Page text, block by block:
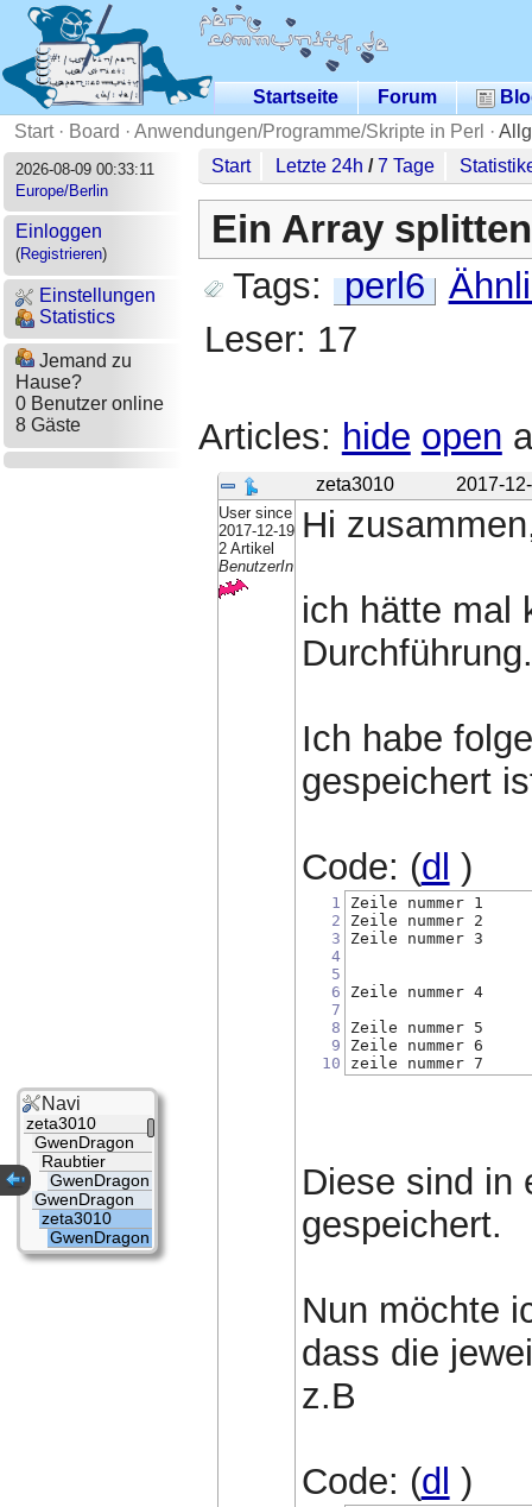
Startseite Forum
Start· Board · Anwendungen/Programme/Skripte in Perl ·
2026-08-09 00:33:11
Europe/Berlin
Einloggen
(Registrieren)
Einstellungen
Statistics
Jemand zu
Hause?
0 Benutzer online
8 Gäste
Start Letzte 24h /7 Tage
Ein Array splitten
Tags: perl6
Leser: 17
Articles: hide open
zeta3010 2017-
User since
2017-12-19
2 Artikel
BenutzerIn
Hi
ich hätte mal
Durchführung.
Ich habe
gespeichert
Code: (dl )
1
2
3
4
5
6
7
8
9
10
Zeile nummer 1
Zeile nummer 2
Zeile nummer 3
Zeile nummer 4
Zeile nummer 5
Zeile nummer 6
zeile nummer 7
Diese sind in
gespeichert.
Nun möchte
dass die
z.B
Code: (dl )
Navi
zeta3010
GwenDragon
Raubtier
GwenDragon
GwenDragon
zeta3010
GwenDragon